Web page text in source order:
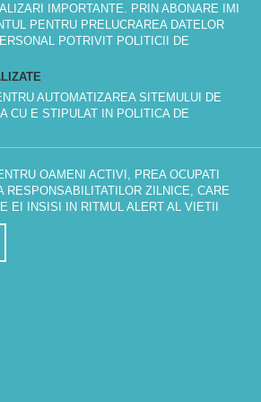
IMPORTANTE. PRIN ABONARE IMI
PENTRU PRELUCRAREA DATELOR
POTRIVIT POLITICII DE
AUTOMATIZAREA SITEMULUI DE
CU E STIPULAT IN POLITICA DE
OAMENI ACTIVI, PREA OCUPATI
RESPONSABILITATILOR ZILNICE, CARE
EI INSISI IN RITMUL ALERT AL VIETII